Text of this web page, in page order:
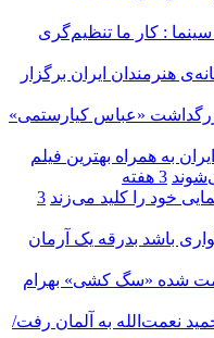
: کار ما تنظیم‌گری
هنرمندان ایران برگزار
«عباس کیارستمی»
به همراه بهترین فیلم
3 هفته
خود را کلید می‌زند 3
باشد بدرقه یک آرمان
شده «سگ کشی» بهرام
نعمت‌الله به آلمان رفت/